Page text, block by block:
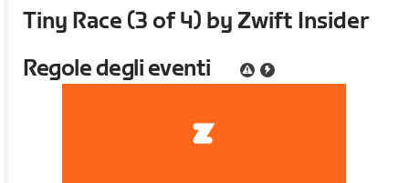
Tiny Race (3 of 4) by Zwift Insider
Regole degli eventi